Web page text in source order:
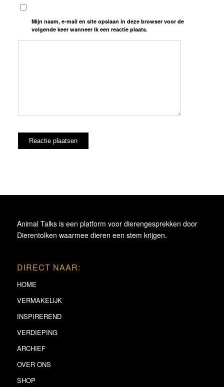
Mijn naam, e-mail en site opslaan in deze browser voor de
volgende keer wanneer ik een reactie plaats.
Animal Talks is een platform voor dierengesprekken door
Dierentolken waarmee dieren een stem krijgen.
DIRECT NAAR:
HOME
VERMAKELIJK
INSPIREREND
VERDIEPING
ARCHIEF
OVER ONS
SHOP